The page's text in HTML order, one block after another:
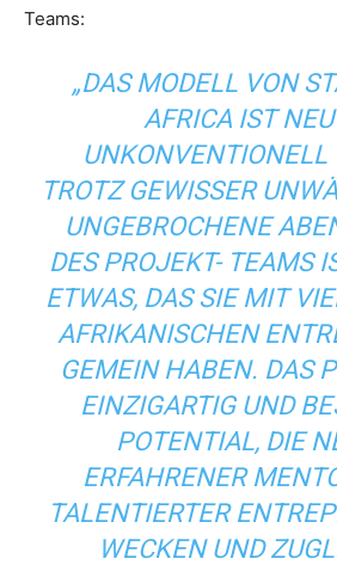
Teams:
„DAS MODELL VON
AFRICA IST
UNKONVENTIONELL
TROTZ GEWISSER
UNGEBROCHENE
DES PROJEKT- TEAMS
ETWAS, DAS SIE MIT
AFRIKANISCHEN
GEMEIN HABEN. DAS
EINZIGARTIG UND
POTENTIAL, DIE
ERFAHRENER
TALENTIERTER
WECKEN UND